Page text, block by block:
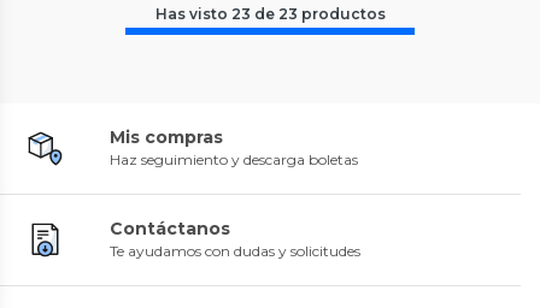
Has visto 23 de 23 productos
Mis compras
Haz seguimiento y descarga boletas
Contáctanos
Te ayudamos con dudas y solicitudes